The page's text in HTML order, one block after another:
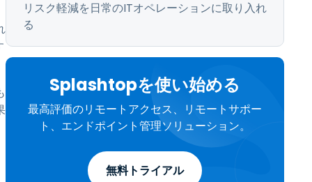
リスク軽減を日常のITオペレーションに取り入れ
る
Splashtopを使い始める
最高評価のリモートアクセス、リモートサポー
ト、エンドポイント管理ソリューション。
無料トライアル